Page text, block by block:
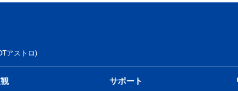
アストロ)
サポート